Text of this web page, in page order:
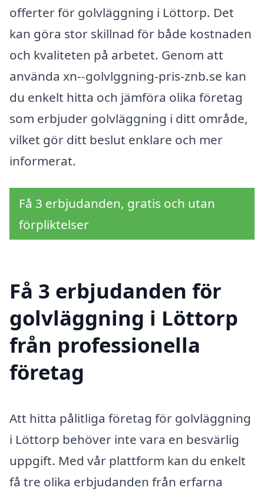
offerter för golvläggning i Löttorp. Det
kan göra stor skillnad för både kostnaden
och kvaliteten på arbetet. Genom att
använda xn--golvlggning-pris-znb.se kan
du enkelt hitta och jämföra olika företag
som erbjuder golvläggning i ditt område,
vilket gör ditt beslut enklare och mer
informerat.
Få 3 erbjudanden, gratis och utan
förpliktelser
Få 3 erbjudanden för
golvläggning i Löttorp
från professionella
företag
Att hitta pålitliga företag för golvläggning
i Löttorp behöver inte vara en besvärlig
uppgift. Med vår plattform kan du enkelt
få tre olika erbjudanden från erfarna